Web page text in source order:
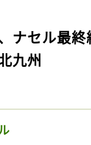
ナセル最
九州